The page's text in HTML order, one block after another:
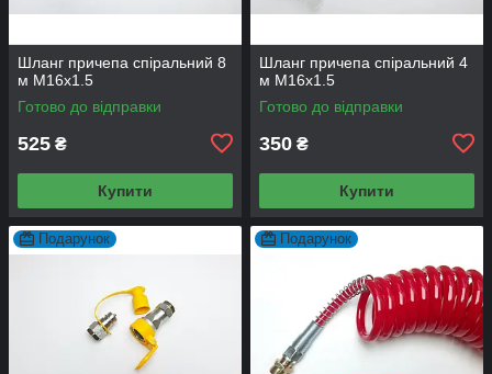
Шланг причепа спіральний 8
м М16x1.5
Готово до відправки
525 ₴
Купити
Шланг причепа спіральний 4
м М16x1.5
Готово до відправки
350 ₴
Купити
Подарунок Подарунок